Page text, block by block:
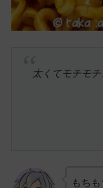
太くてモチモ
もち